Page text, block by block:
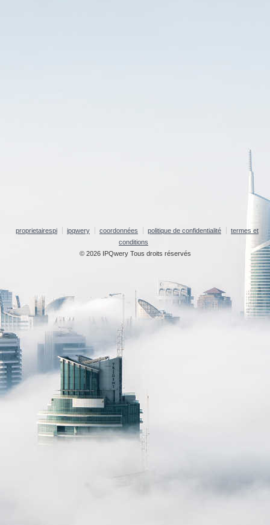
proprietairespi ipqwery coordonnées politique de confidentialité
termes et
conditions
© 2026 IPQwery Tous droits réservés